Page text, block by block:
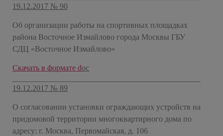
19.12.2017 № 90
Об организации работы на спортивных площадках
района Восточное Измайлово города Москвы ГБУ
СДЦ «Восточное Измайлово»
Скачать в формате doc
19.12.2017 № 89
О согласовании установки ограждающих устройств на
придомовой территории многоквартирного дома по
адресу: г. Москва, Первомайская, д. 106